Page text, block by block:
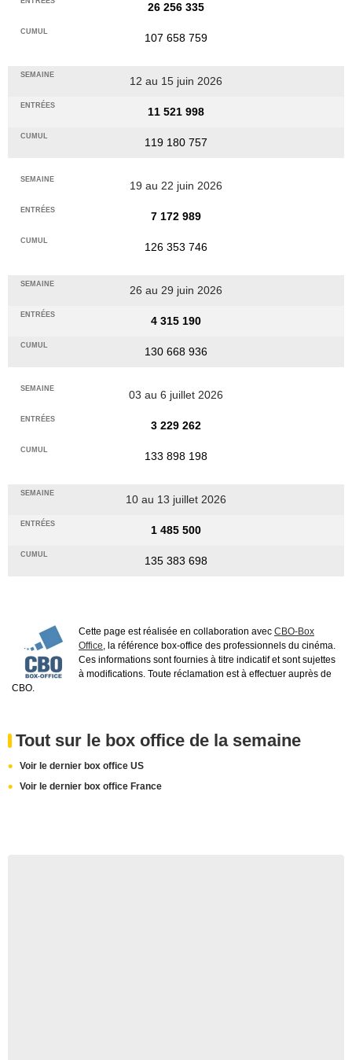
26 256 335
107 658 759
12 au 15 juin 2026
11 521 998
119 180 757
19 au 22 juin 2026
7 172 989
126 353 746
26 au 29 juin 2026
4 315 190
130 668 936
03 au 6 juillet 2026
3 229 262
133 898 198
10 au 13 juillet 2026
1 485 500
135 383 698
Cette page est réalisée en collaboration avec CBO-Box
Office, la référence box-office des professionnels du cinéma.
Ces informations sont fournies à titre indicatif et sont sujettes
à modifications. Toute réclamation est à effectuer auprès de
CBO.
Tout sur le box office de la semaine
Voir le dernier box office US
Voir le dernier box office France